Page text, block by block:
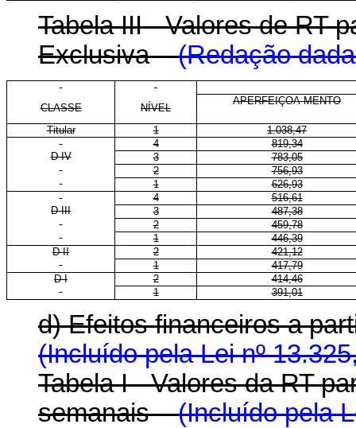
Tabela III - Valores de RT
Exclusiva(Redação
CLASSE NÍVEL
APERFEIÇOA-MENTO
Titular 1
1.038,47
4
819,34
D IV
3
783,05
2
756,93
1
626,93
4
516,61
D III
3
487,38
2
459,78
1
446,39
D II
2
421,12
1
417,79
D I
2
414,46
1
391,01
d) Efeitos financeiros a
(Incluído pela Lei nº
Tabela I - Valores da RT
semanais(Incluído pela